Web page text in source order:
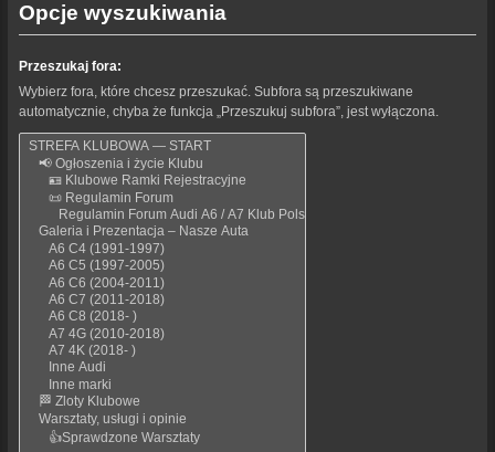
Opcje wyszukiwania
Przeszukaj fora:
Wybierz fora, które chcesz przeszukać. Subfora są przeszukiwane
automatycznie, chyba że funkcja „Przeszukuj subfora”, jest wyłączona.